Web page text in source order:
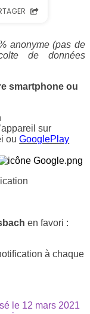
anonyme (pas de
de données
smartphone ou
sur
ouGooglePlay
en favori :
à chaque
le 12 mars 2021